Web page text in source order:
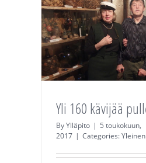
Yli 160 kävijää
ByYlläpito | 5 toukokuun,
2017 | Categories:Yleinen